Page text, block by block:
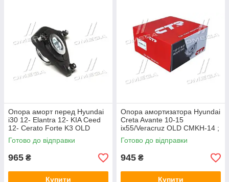
Опора аморт перед Hyundai
i30 12- Elantra 12- KIA Ceed
12- Cerato Forte K3 OLD
CMKH-31 ; G
Готово до відправки
965 ₴
Купити
Опора амортизатора Hyundai
Creta Avante 10-15
ix55/Veracruz OLD CMKH-14 ;
GA0016
Готово до відправки
945 ₴
Купити